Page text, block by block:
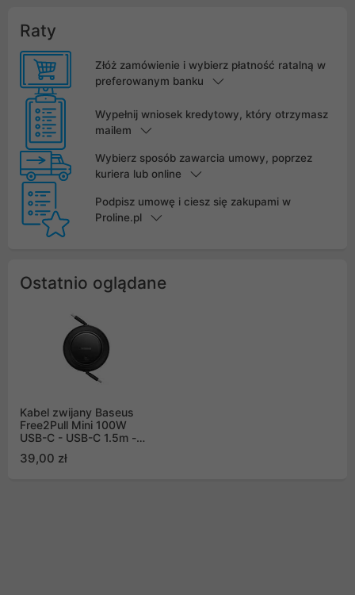
Raty
Złóż zamówienie i wybierz płatność ratalną w
preferowanym banku
Wypełnij wniosek kredytowy, który otrzymasz
mailem
Wybierz sposób zawarcia umowy, poprzez
kuriera lub online
Podpisz umowę i ciesz się zakupami w
Proline.pl
Ostatnio oglądane
Kabel zwijany Baseus
Free2Pull Mini 100W
USB-C - USB-C 1.5m -
39,00 zł